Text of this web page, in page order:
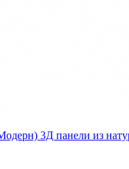
3Д панели из